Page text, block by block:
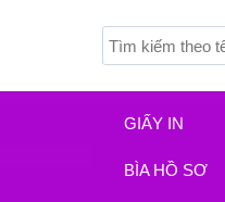
GIẤY IN
BÌA HỒ SƠ